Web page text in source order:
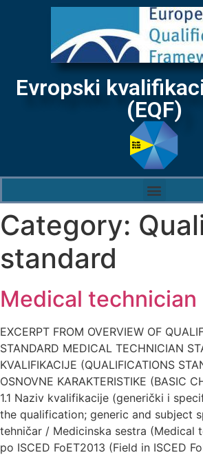
Evropski
(EQF)
Category:
standard
Medical technician
EXCERPT FROM OVERVIEW OF
STANDARD MEDICAL TECHNICIAN
KVALIFIKACIJE (QUALIFICATIONS
OSNOVNE KARAKTERISTIKE (BASIC
1.1 Naziv kvalifikacije (generički i
the qualification; generic and subject
tehničar / Medicinska sestra (Medical
po ISCED FoET2013 (Field in ISCED